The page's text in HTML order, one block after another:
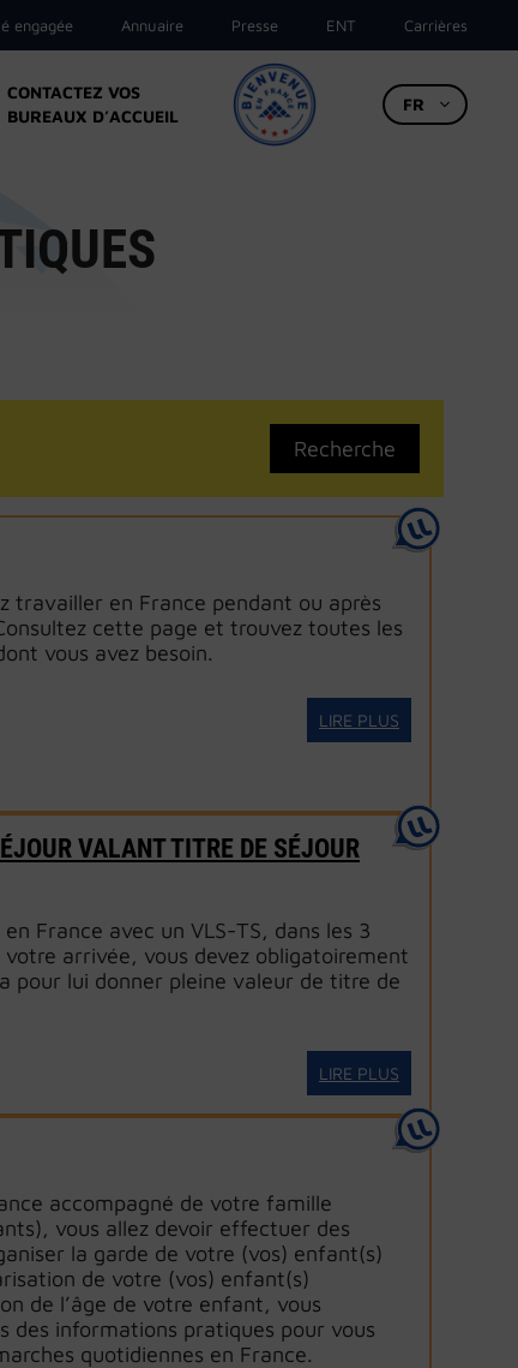
engagée Annuaire Presse ENT Carrières
CONTACTEZ VOS
BUREAUX D’ACCUEIL
FR
travailler en France pendant ou après
cette page et trouvez toutes les
vous avez besoin.
LIRE PLUS
VALANT TITRE DE SÉJOUR
France avec un VLS-TS, dans les 3
votre arrivée, vous devez obligatoirement
pour lui donner pleine valeur de titre de
LIRE PLUS
accompagné de votre famille
vous allez devoir effectuer des
la garde de votre (vos) enfant(s)
de votre (vos) enfant(s)
de l’âge de votre enfant, vous
des informations pratiques pour vous
quotidiennes en France.